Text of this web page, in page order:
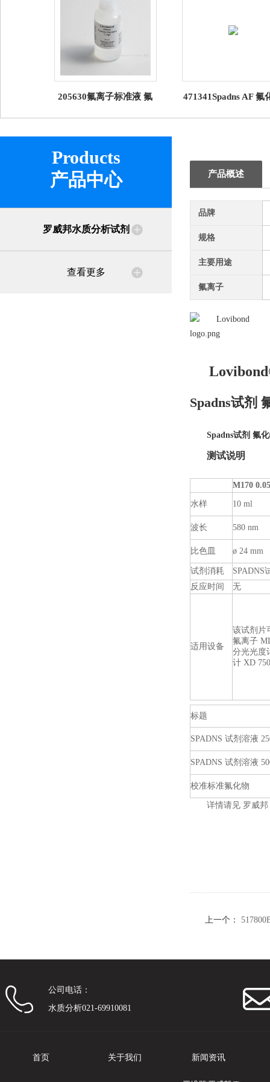
205630氟离子标准液 氟
471341Spadns AF 氟
Lovibond
Products
产品中心
罗威邦水质分析试剂
查看更多
产品概述
品牌
规格
主要用途
氟离子
Lovib
Spadns试剂
Spadns试剂 氟
测试说明
M170
水样 10 ml
波长 580 nm
比色皿 ø 24 mm
试剂消耗
SPADNS
反应时间
无
适用设备
该试剂片
氟离子
分光光度
计 XD
标题
SPADNS 试剂溶液
SPADNS 试剂溶液
校准标准氟化物
详情请见 罗威
上一个：
公司电话：
水质分析021-69910081
首页 关于我们 新闻资讯